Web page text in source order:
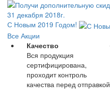
31 декабря 2018г.
С Новым 2019 Годом!
Все Акции
Качество
Вся продукция
сертифицирована,
проходит контроль
качества перед отправкой